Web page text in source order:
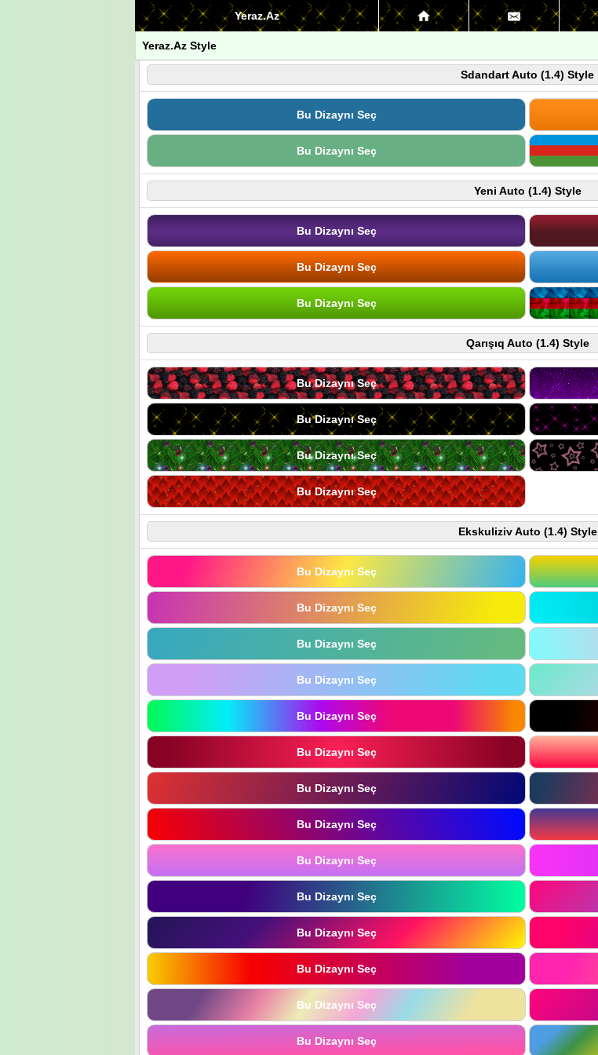
Yeraz.Az
Yeraz.Az Style
Sdandart Auto (1.4) Style
Bu Dizaynı Seç
Bu Dizaynı Seç
Yeni Auto (1.4) Style
Bu Dizaynı Seç
Bu Dizaynı Seç
Bu Dizaynı Seç
Qarışıq Auto (1.4) Style
Bu Dizaynı Seç
Bu Dizaynı Seç
Bu Dizaynı Seç
Bu Dizaynı Seç
Ekskuliziv Auto (1.4) Style
Bu Dizaynı Seç
Bu Dizaynı Seç
Bu Dizaynı Seç
Bu Dizaynı Seç
Bu Dizaynı Seç
Bu Dizaynı Seç
Bu Dizaynı Seç
Bu Dizaynı Seç
Bu Dizaynı Seç
Bu Dizaynı Seç
Bu Dizaynı Seç
Bu Dizaynı Seç
Bu Dizaynı Seç
Bu Dizaynı Seç